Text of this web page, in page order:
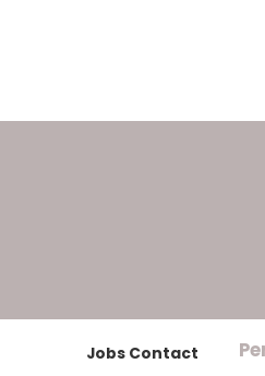
Jobs Contact